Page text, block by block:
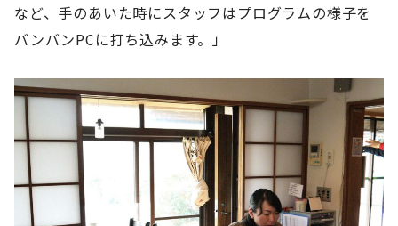
など、手のあいた時にスタッフはプログラムの様子を
バンバンPCに打ち込みます。」